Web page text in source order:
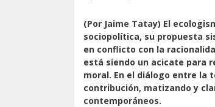
(Por Jaime Tatay) El
sociopolítica, su propuesta
en conflicto con la
está siendo un acicate para
moral. En el diálogo entre la
contribución, matizando y
contemporáneos.